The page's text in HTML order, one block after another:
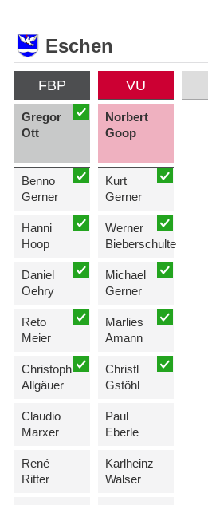
Eschen
FBP
Gregor
Ott
Benno
Gerner
Hanni
Hoop
Daniel
Oehry
Reto
Meier
Christoph
Allgäuer
Claudio
Marxer
René
Ritter
VU
Norbert
Goop
Kurt
Gerner
Werner
Bieberschulte
Michael
Gerner
Marlies
Amann
Christl
Gstöhl
Paul
Eberle
Karlheinz
Walser